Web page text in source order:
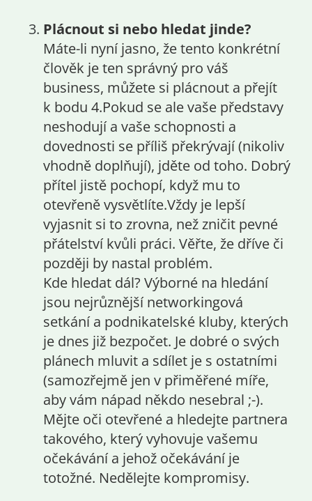
Plácnout si nebo hledat jinde?
Máte-li nyní jasno, že tento konkrétní
člověk je ten správný pro váš
business, můžete si plácnout a přejít
k bodu 4.Pokud se ale vaše představy
neshodují a vaše schopnosti a
dovednosti se příliš překrývají (nikoliv
vhodně doplňují), jděte od toho. Dobrý
přítel jistě pochopí, když mu to
otevřeně vysvětlíte.Vždy je lepší
vyjasnit si to zrovna, než zničit pevné
přátelství kvůli práci. Věřte, že dříve či
později by nastal problém.
Kde hledat dál? Výborné na hledání
jsou nejrůznější networkingová
setkání a podnikatelské kluby, kterých
je dnes již bezpočet. Je dobré o svých
plánech mluvit a sdílet je s ostatními
(samozřejmě jen v přiměřené míře,
aby vám nápad někdo nesebral ;-).
Mějte oči otevřené a hledejte partnera
takového, který vyhovuje vašemu
očekávání a jehož očekávání je
totožné. Nedělejte kompromisy.